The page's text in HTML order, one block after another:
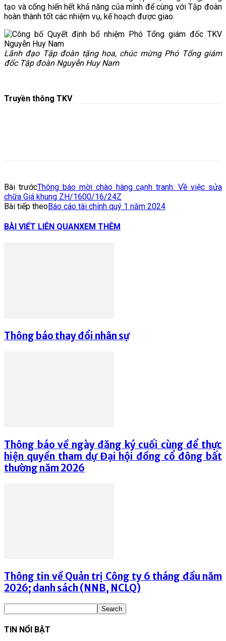
tạo và cống hiến hết khả năng của mình để cùng với Tập đoàn
hoàn thành tốt các nhiệm vụ, kế hoạch được giao.
Lãnh đạo Tập đoàn tặng hoa, chúc mừng Phó Tổng giám
đốc Tập đoàn Nguyễn Huy Nam
Truyền thông TKV
Bài trướcThông báo mời chào hàng cạnh tranh: Về việc sửa
chữa Giá khung ZH/1600/16/24Z
Bài tiếp theoBáo cáo tài chính quý 1 năm 2024
BÀI VIẾT LIÊN QUANXEM THÊM
Thông báo thay đổi nhân sự
Thông báo về ngày đăng ký cuối cùng để thực
hiện quyền tham dự Đại hội đồng cổ đông bất
thường năm 2026
Thông tin về Quản trị Công ty 6 tháng đầu năm
2026; danh sách (NNB, NCLQ)
TIN NỔI BẬT